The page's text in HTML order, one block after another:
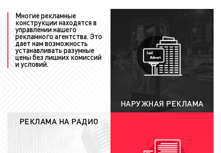
замечаний, сделанных заказчиком.
Рекламодатель может менять время
выхода рекламы, количество выходов
рекламы в день и за период, долю
прайма. Корректировки, производимые
заказчиком, приводят к изменению цены.
Поэтому, после каждого исправления
медиаплан согласуется с рекламодателем
заново;
заключение договора:
условий выхода рекламы на радио между
заказчиком и нашим агентством заключается
Многие рекламные
конструкции находятся в
управлении нашего
рекламного агентства. Это
дает нам возможность
устанавливать разумные
цены без лишних комиссий
и условий.
НАРУЖНАЯ РЕКЛАМА
РЕКЛАМА НА РАДИО